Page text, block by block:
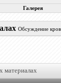
Галерея
Обсуждение
материалах